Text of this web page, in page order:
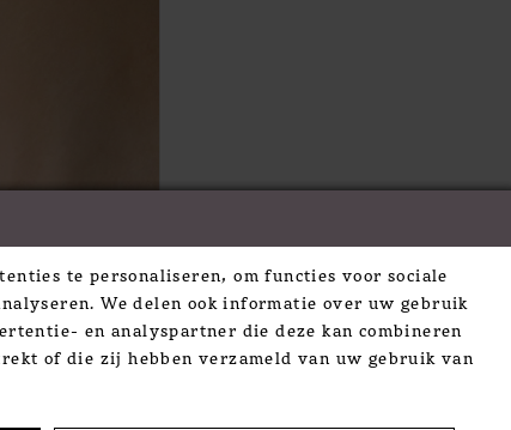
te personaliseren, om functies voor sociale
We delen ook informatie over uw gebruik
en analyspartner die deze kan combineren
of die zij hebben verzameld van uw gebruik van